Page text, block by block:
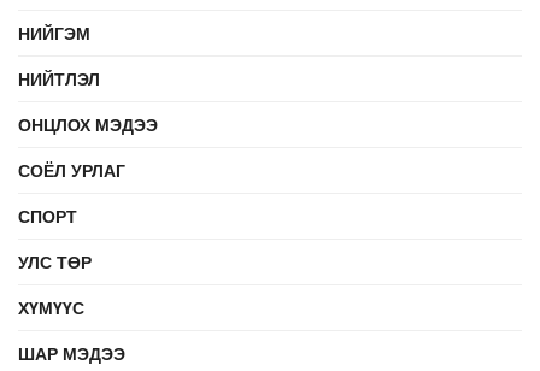
НИЙГЭМ
НИЙТЛЭЛ
ОНЦЛОХ МЭДЭЭ
СОЁЛ УРЛАГ
СПОРТ
УЛС ТӨР
ХҮМҮҮС
ШАР МЭДЭЭ